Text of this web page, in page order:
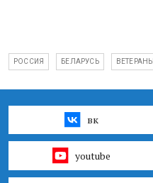
РОССИЯ БЕЛАРУСЬ ВЕТЕРАНЫ
вк
youtube